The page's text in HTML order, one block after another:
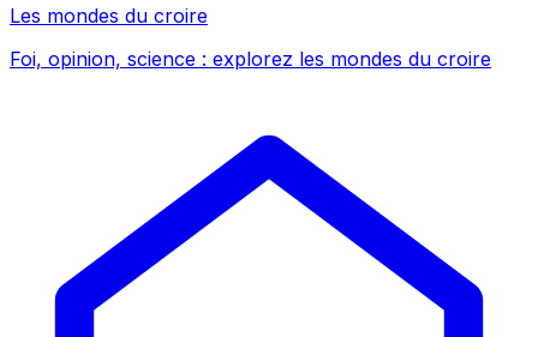
Les mondes du croire
Foi, opinion, science : explorez les mondes du croire